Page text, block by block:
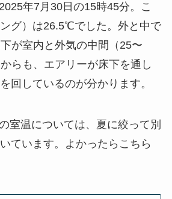
年7月30日の15時45分。こ
グ）は26.5℃でした。外と中で
が室内と外気の中間（25〜
らも、エアリーが床下を通し
回しているのが分かります。
室温については、夏に絞って別
ています。よかったらこちら